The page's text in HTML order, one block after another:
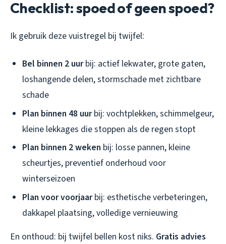
Checklist: spoed of geen spoed?
Ik gebruik deze vuistregel bij twijfel:
Bel binnen 2 uurbij: actief lekwater, grote gaten,
loshangende delen, stormschade met zichtbare
schade
Plan binnen 48 uurbij: vochtplekken, schimmelgeur,
kleine lekkages die stoppen als de regen stopt
Plan binnen 2 weken bij: losse pannen, kleine
scheurtjes, preventief onderhoud voor
winterseizoen
Plan voor voorjaarbij: esthetische verbeteringen,
dakkapel plaatsing, volledige vernieuwing
En onthoud: bij twijfel bellen kost niks. Gratis advies